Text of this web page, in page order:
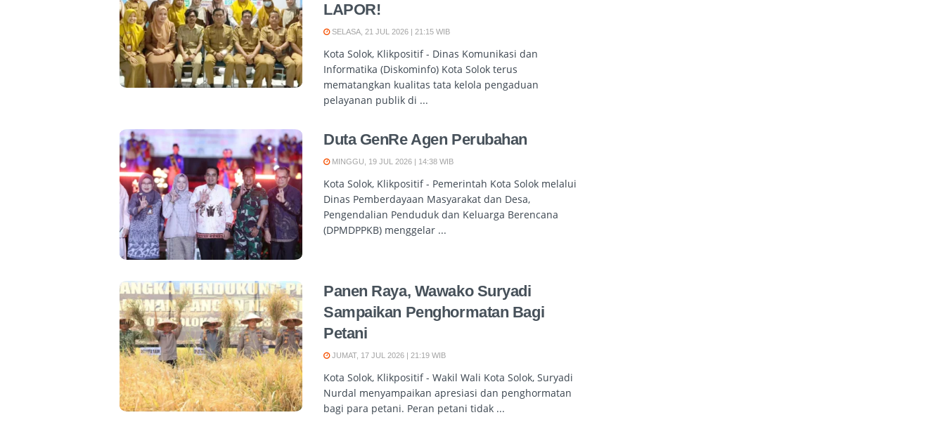
LAPOR!
SELASA, 21 JUL 2026 | 21:15 WIB
Kota Solok, Klikpositif - Dinas Komunikasi dan
Informatika (Diskominfo) Kota Solok terus
mematangkan kualitas tata kelola pengaduan
pelayanan publik di ...
Duta GenRe Agen Perubahan
MINGGU, 19 JUL 2026 | 14:38 WIB
Kota Solok, Klikpositif - Pemerintah Kota Solok melalui
Dinas Pemberdayaan Masyarakat dan Desa,
Pengendalian Penduduk dan Keluarga Berencana
(DPMDPPKB) menggelar ...
Panen Raya, Wawako Suryadi
Sampaikan Penghormatan Bagi
Petani
JUMAT, 17 JUL 2026 | 21:19 WIB
Kota Solok, Klikpositif - Wakil Wali Kota Solok, Suryadi
Nurdal menyampaikan apresiasi dan penghormatan
bagi para petani. Peran petani tidak ...